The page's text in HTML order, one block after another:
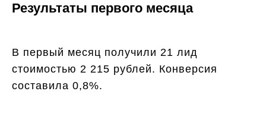
Результаты первого месяца
В первый месяц получили 21 лид
стоимостью 2 215 рублей. Конверсия
составила 0,8%.